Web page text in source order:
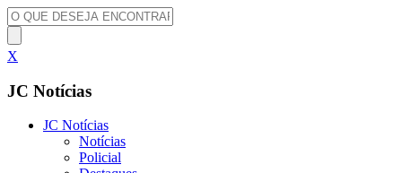
X
JC Notícias
JC Notícias
Notícias
Policial